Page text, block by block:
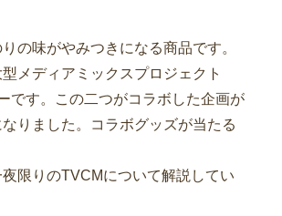
の味がやみつきになる商品です。
メディアミックスプロジェクト
です。この二つがコラボした企画が
りました。コラボグッズが当たる
限りのTVCMについて解説してい